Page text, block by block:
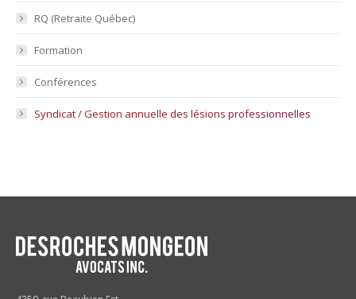
RQ (Retraite Québec)
Formation
Conférences
Syndicat / Gestion annuelle des lésions professionnelles